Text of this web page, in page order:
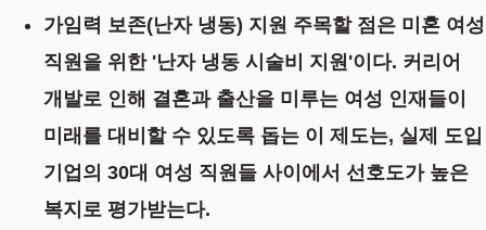
가임력 보존(난자 냉동) 지원 주목할 점은 미혼 여성
직원을 위한 '난자 냉동 시술비 지원'이다. 커리어
개발로 인해 결혼과 출산을 미루는 여성 인재들이
미래를 대비할 수 있도록 돕는 이 제도는, 실제 도입
기업의 30대 여성 직원들 사이에서 선호도가 높은
복지로 평가받는다.